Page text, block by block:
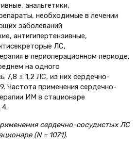
анальгетики,
необходимые в лечении
заболеваний
антигипертензивные,
ЛС,
в периоперационном периоде,
на одного
7,8 ± 1,2 ЛС, из них сердечно-
Частота применения сердечно-
ИМ в стационаре
сердечно-сосудистых ЛС
(N = 1071).